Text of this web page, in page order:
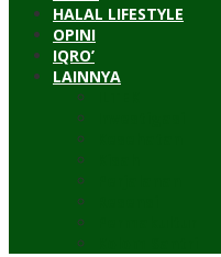
HALAL LIFESTYLE
OPINI
IQRO’
LAINNYA